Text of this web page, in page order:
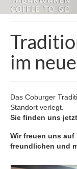
Unser
Kontakt
im
Das Coburger
Standort verlegt.
Sie finden uns
Wir freuen uns
freundlichen und